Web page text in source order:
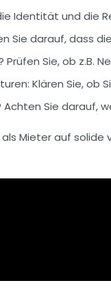
Identität und die
Sie darauf, dass
Sie, ob z.B.
: Klären Sie, ob
Sie darauf,
als Mieter auf